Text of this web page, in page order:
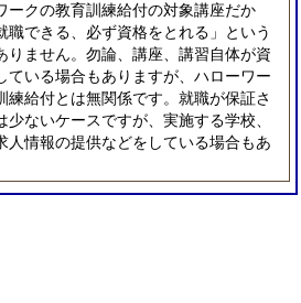
ークの教育訓練給付の対象講座だか
職できる、必ず資格をとれる」という
りません。勿論、講座、講習自体が資
ている場合もありますが、ハローワー
練給付とは無関係です。就職が保証さ
少ないケースですが、実施する学校、
人情報の提供などをしている場合もあ